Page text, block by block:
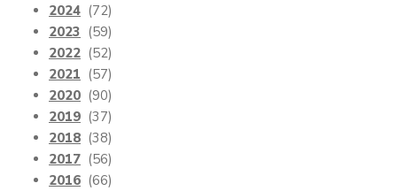
2024 (72)
2023 (59)
2022 (52)
2021 (57)
2020 (90)
2019 (37)
2018 (38)
2017 (56)
2016 (66)